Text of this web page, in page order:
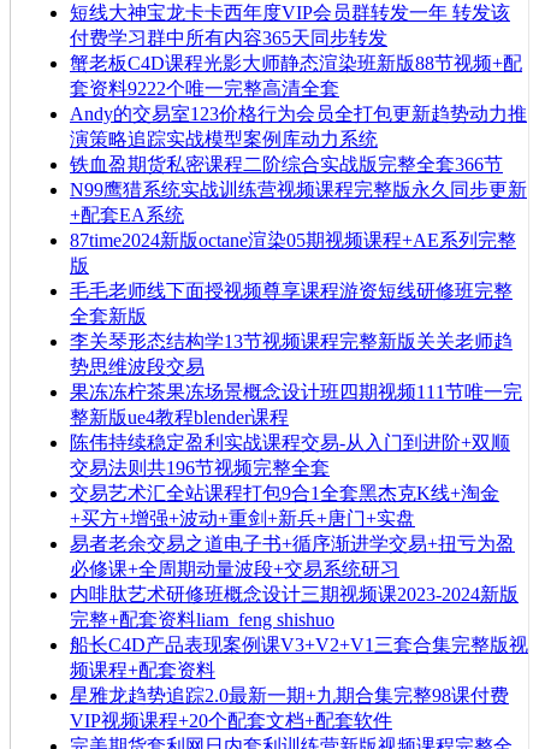
短线大神宝龙卡卡西年度VIP会员群转发一年 转发该
付费学习群中所有内容365天同步转发
蟹老板C4D课程光影大师静态渲染班新版88节视频+配
套资料9222个唯一完整高清全套
Andy的交易室123价格行为会员全打包更新趋势动力推
演策略追踪实战模型案例库动力系统
铁血盈期货私密课程二阶综合实战版完整全套366节
N99鹰猎系统实战训练营视频课程完整版永久同步更新
+配套EA系统
87time2024新版octane渲染05期视频课程+AE系列完整
版
毛毛老师线下面授视频尊享课程游资短线研修班完整
全套新版
李关琴形态结构学13节视频课程完整新版关关老师趋
势思维波段交易
果冻冻柠茶果冻场景概念设计班四期视频111节唯一完
整新版ue4教程blender课程
陈伟持续稳定盈利实战课程交易-从入门到进阶+双顺
交易法则共196节视频完整全套
交易艺术汇全站课程打包9合1全套黑杰克K线+淘金
+买方+增强+波动+重剑+新兵+唐门+实盘
易者老余交易之道电子书+循序渐进学交易+扭亏为盈
必修课+全周期动量波段+交易系统研习
内啡肽艺术研修班概念设计三期视频课2023-2024新版
完整+配套资料liam_feng shishuo
船长C4D产品表现案例课V3+V2+V1三套合集完整版视
频课程+配套资料
星雅龙趋势追踪2.0最新一期+九期合集完整98课付费
VIP视频课程+20个配套文档+配套软件